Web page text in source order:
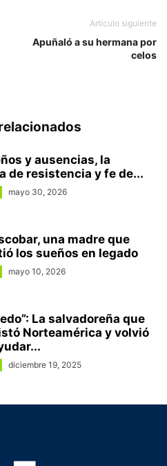
Artículo siguiente
Apuñaló a su hermana por
celos
y ausencias, la
de resistencia y fe de...
mayo 30, 2026
una madre que
los sueños en legado
mayo 10, 2026
La salvadoreña que
Norteamérica y volvió
diciembre 19, 2025